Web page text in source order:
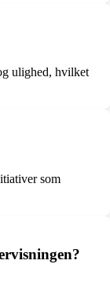
ulighed, hvilket
som